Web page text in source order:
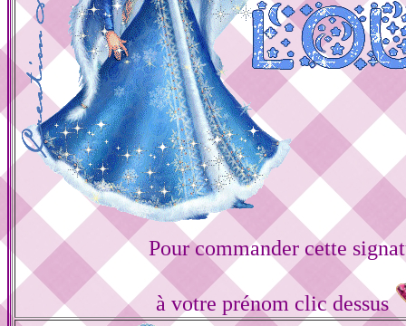
Pour commander cette
à votre prénom clic dessus